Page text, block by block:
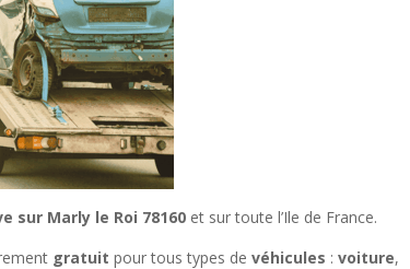
sur Marly le Roi 78160 et sur toute l’Ile de France.
gratuit pour tous types devéhicules :voiture,